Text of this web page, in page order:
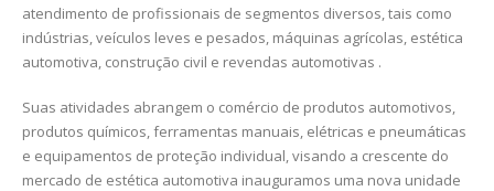
atendimento de profissionais de segmentos diversos, tais como
indústrias, veículos leves e pesados, máquinas agrícolas, estética
automotiva, construção civil e revendas automotivas .
Suas atividades abrangem o comércio de produtos automotivos,
produtos químicos, ferramentas manuais, elétricas e pneumáticas
e equipamentos de proteção individual, visando a crescente do
mercado de estética automotiva inauguramos uma nova unidade